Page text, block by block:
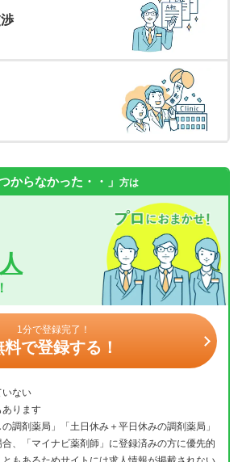
からなかった・・」 方は
1分で登録完了！
料で登録する！
いない
あります
の調剤薬局」「土日休み＋平日休みの調剤薬局」
、「マイナビ薬剤師」に登録済みの方に優先的